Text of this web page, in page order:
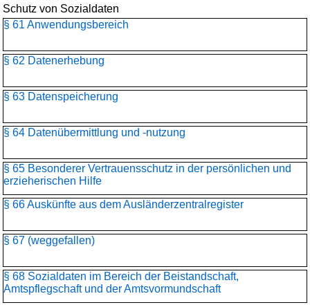
Schutz von Sozialdaten
§ 61 Anwendungsbereich
§ 62 Datenerhebung
§ 63 Datenspeicherung
§ 64 Datenübermittlung und -nutzung
§ 65 Besonderer Vertrauensschutz in der persönlichen und
erzieherischen Hilfe
§ 66 Auskünfte aus dem Ausländerzentralregister
§ 67 (weggefallen)
§ 68 Sozialdaten im Bereich der Beistandschaft,
Amtspflegschaft und der Amtsvormundschaft